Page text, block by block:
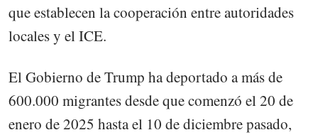
que establecen la cooperación entre autoridades
locales y el ICE.
El Gobierno de Trump ha deportado a más de
600.000 migrantes desde que comenzó el 20 de
enero de 2025 hasta el 10 de diciembre pasado,